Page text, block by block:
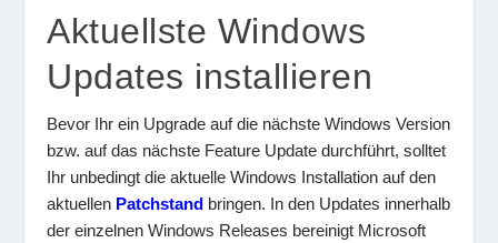
Aktuellste Windows
Updates installieren
Bevor Ihr ein Upgrade auf die nächste Windows Version
bzw. auf das nächste Feature Update durchführt, solltet
Ihr unbedingt die aktuelle Windows Installation auf den
aktuellen Patchstand bringen. In den Updates innerhalb
der einzelnen Windows Releases bereinigt Microsoft